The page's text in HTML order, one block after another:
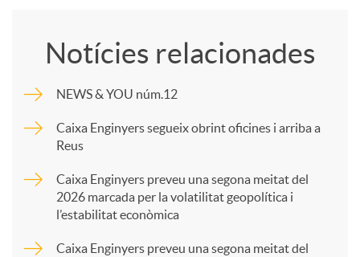
p
a
Notícies relacionades
NEWS & YOU núm.12
Caixa Enginyers segueix obrint oficines i arriba a
Reus
Caixa Enginyers preveu una segona meitat del
2026 marcada per la volatilitat geopolítica i
l’estabilitat econòmica
Caixa Enginyers preveu una segona meitat del